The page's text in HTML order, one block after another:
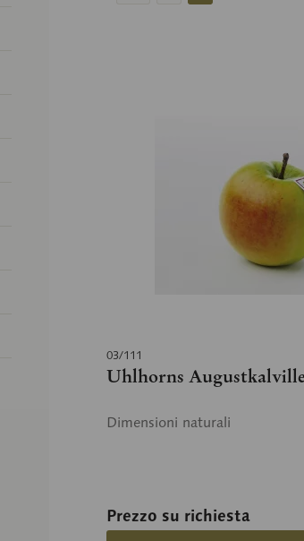
03/111
Uhlhorns
Dimensioni naturali
Prezzo su richiesta